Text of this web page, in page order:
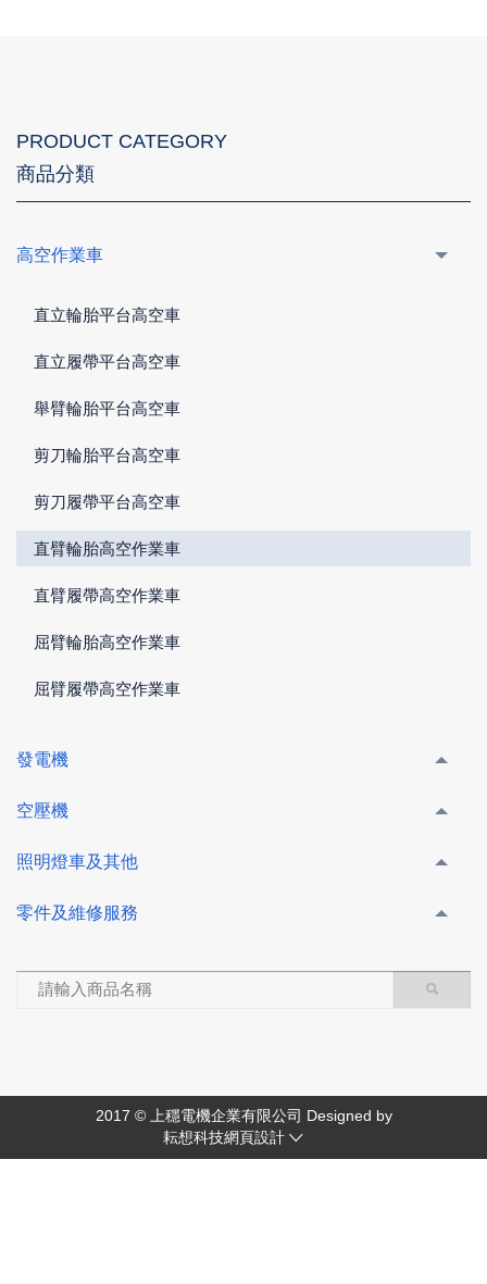
PRODUCT CATEGORY
商品分類
高空作業車
直立輪胎平台高空車
直立履帶平台高空車
舉臂輪胎平台高空車
剪刀輪胎平台高空車
剪刀履帶平台高空車
直臂輪胎高空作業車
直臂履帶高空作業車
屈臂輪胎高空作業車
屈臂履帶高空作業車
發電機
空壓機
照明燈車及其他
零件及維修服務
2017 © 上穩電機企業有限公司 Designed by
耘想科技網頁設計